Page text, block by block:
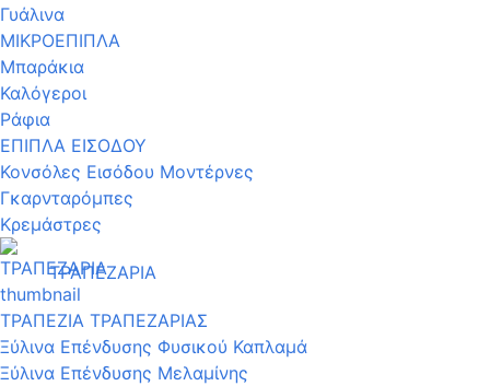
Γυάλινα
ΜΙΚΡΟΕΠΙΠΛΑ
Μπαράκια
Καλόγεροι
Ράφια
ΕΠΙΠΛΑ ΕΙΣΟΔΟΥ
Κονσόλες Εισόδου Μοντέρνες
Γκαρνταρόμπες
Κρεμάστρες
ΤΡΑΠΕΖΑΡΙΑ
ΤΡΑΠΕΖΙΑ ΤΡΑΠΕΖΑΡΙΑΣ
Ξύλινα Επένδυσης Φυσικού Καπλαμά
Ξύλινα Επένδυσης Μελαμίνης